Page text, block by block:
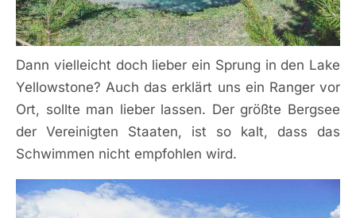
Dann vielleicht doch lieber ein Sprung in den Lake
Yellowstone? Auch das erklärt uns ein Ranger vor
Ort, sollte man lieber lassen. Der größte Bergsee
der Vereinigten Staaten, ist so kalt, dass das
Schwimmen nicht empfohlen wird.